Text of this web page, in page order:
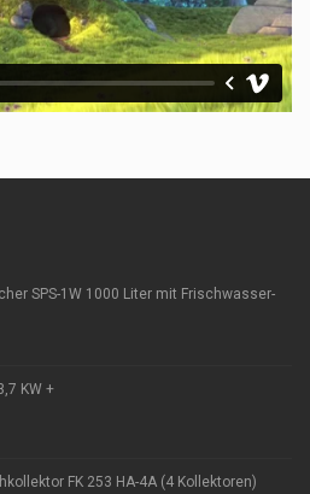
SPS-1W 1000 Liter mit Frischwasser-
KW +
FK 253 HA-4A (4 Kollektoren)